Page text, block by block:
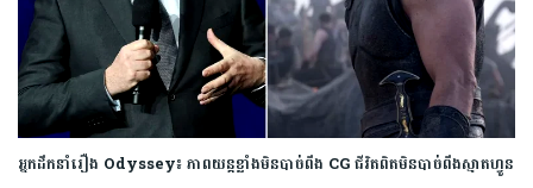
អ្នកដឹកនាំរឿង Odyssey៖ ភាពយន្តខ្លាំងមិនបាច់ពឹង CG ជីវិតពិតមិនបាច់ពឹងស្មាតហ្វូន